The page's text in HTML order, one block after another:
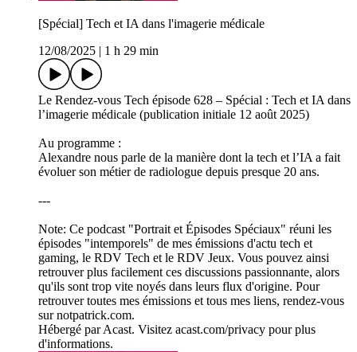
[Spécial] Tech et IA dans l'imagerie médicale
12/08/2025
1 h 29 min
Le Rendez-vous Tech épisode 628 – Spécial : Tech et IA dans
l’imagerie médicale (publication initiale 12 août 2025)
Au programme :
Alexandre nous parle de la manière dont la tech et l’IA a fait
évoluer son métier de radiologue depuis presque 20 ans.
---
Note: Ce podcast "Portrait et Épisodes Spéciaux" réuni les
épisodes "intemporels" de mes émissions d'actu tech et
gaming, le RDV Tech et le RDV Jeux. Vous pouvez ainsi
retrouver plus facilement ces discussions passionnante, alors
qu'ils sont trop vite noyés dans leurs flux d'origine. Pour
retrouver toutes mes émissions et tous mes liens, rendez-vous
sur notpatrick.com.
Hébergé par Acast. Visitez acast.com/privacy pour plus
d'informations.